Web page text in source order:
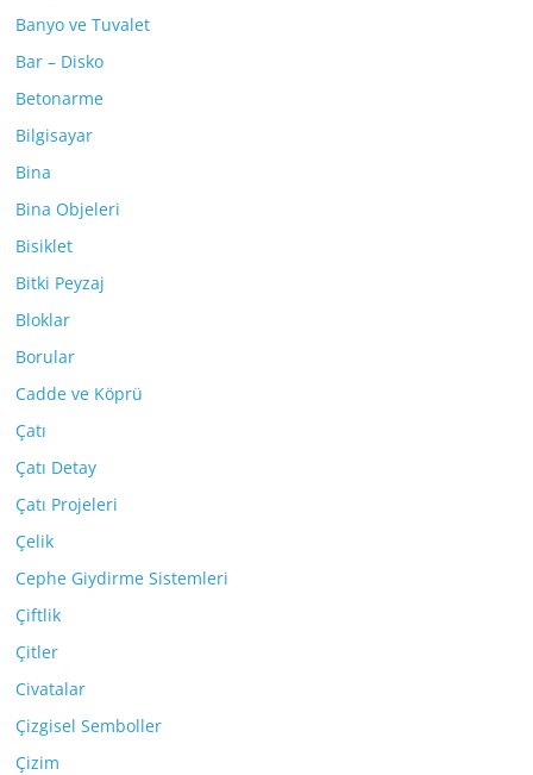
Banyo ve Tuvalet
Bar – Disko
Betonarme
Bilgisayar
Bina
Bina Objeleri
Bisiklet
Bitki Peyzaj
Bloklar
Borular
Cadde ve Köprü
Çatı
Çatı Detay
Çatı Projeleri
Çelik
Cephe Giydirme Sistemleri
Çiftlik
Çitler
Civatalar
Çizgisel Semboller
Çizim